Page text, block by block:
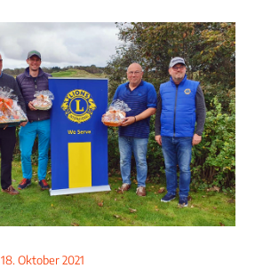
18. Oktober 2021